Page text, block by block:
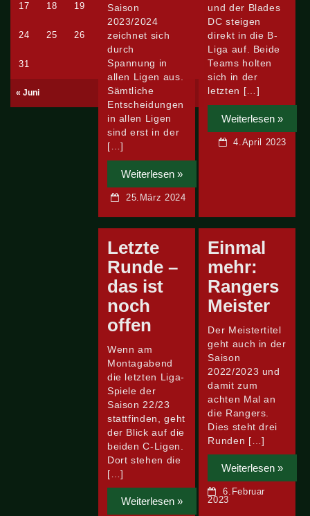
« Juni
17 18 19 20 21
24 25 26 27 28 29
31
Saison
2023/2024
zeichnet sich
durch
Spannung in
allen Ligen aus.
Sämtliche
Entscheidungen
in allen Ligen
sind erst in der
[…]
Weiterlesen »
25.März 2024
und der Blades
DC steigen
direkt in die B-
Liga auf. Beide
Teams holten
sich in der
letzten […]
Weiterlesen »
4.April 2023
Letzte
Runde –
das ist
noch
offen
Wenn am
Montagabend
die letzten Liga-
Spiele der
Saison 22/23
stattfinden, geht
der Blick auf die
beiden C-Ligen.
Dort stehen die
[…]
Weiterlesen »
Einmal
mehr:
Rangers
Meister
Der Meistertitel
geht auch in der
Saison
2022/2023 und
damit zum
achten Mal an
die Rangers.
Dies steht drei
Runden […]
Weiterlesen »
6.Februar
2023